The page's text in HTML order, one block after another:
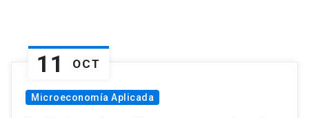
11 OCT
Microeconomía Aplicada